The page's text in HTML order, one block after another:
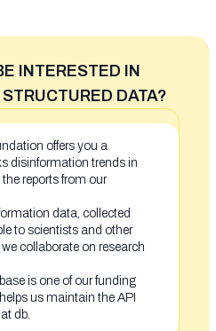
INTERESTED IN
DATA?
offers you a
disinformation trends in
reports from our
data, collected
to scientists and other
collaborate on research
is one of our funding
us maintain the API
db.